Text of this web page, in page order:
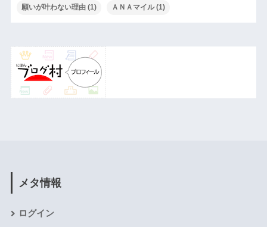
願いが叶わない理由(1) ＡＮＡマイル(1)
メタ情報
ログイン